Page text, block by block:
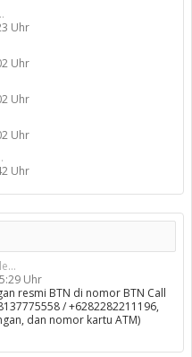
Uhr
Uhr
Uhr
Uhr
Uhr
Uhr
resmi BTN di nomor BTN Call
/ +6282282211196,
dan nomor kartu ATM)